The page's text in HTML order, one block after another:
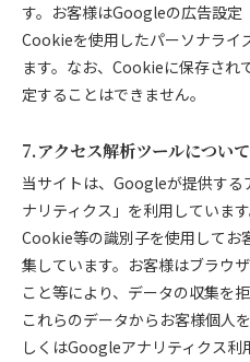
す。お客様はGoogleの広告設
Cookieを使用したパーソナライ
ます。なお、Cookieに保存され
定することはできません。
7.アクセス解析ツールについて
当サイトは、Googleが提供す
ナリティクス」を利用していま
Cookie等の識別子を使用してお
集しています。お客様はブラウ
こと等により、データの収集を
これらのデータからお客様個人
しくはGoogleアナリティクス